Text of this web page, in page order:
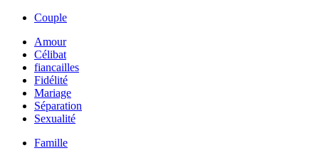
Couple
Amour
Célibat
fiancailles
Fidélité
Mariage
Séparation
Sexualité
Famille